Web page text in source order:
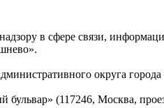
в сфере связи,
округа
бульвар» (117246, Москва,